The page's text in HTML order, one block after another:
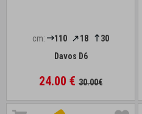
cm: 110 18
30
Davos D6
24.00 € 30.00€